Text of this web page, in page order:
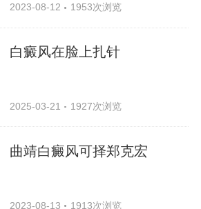
2023-08-12 1953次浏览
白癜风在脸上扎针
2025-03-21 1927次浏览
曲靖白癜风可择郑克宏
2023-08-13 1913次浏览